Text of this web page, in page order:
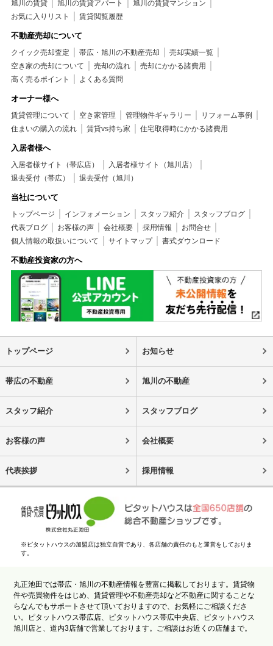
旭川の賃貸 旭川の賃貸アパート
旭川の賃貸マンション
お気に入りリスト
賃貸閲覧履歴
不動産売却について
クイック売却査定 帯広・旭川の不動産売却
売却実績一覧
空き家の売却について
売却の流れ
売却にかかる諸費用
高く売るポイント
よくある質問
オーナー様へ
賃貸管理について 空き家管理 管理物件ギャラリー
リフォーム事例
住まいの購入の流れ
賃貸vs持ち家 住宅取得時にかかる諸費用
入居者様へ
入居者様サイト（帯広店）
入居者様サイト（旭川店）
退去受付（帯広）
退去受付（旭川）
当社について
トップページ インフォメーション スタッフ紹介
スタッフブログ
代表ブログ
お客様の声 会社概要 採用情報
お問合せ
個人情報の取扱いについて
サイトマップ 書式ダウンロード
不動産投資家の方へ
トップページ お知らせ
帯広の不動産 旭川の不動産
スタッフ紹介 スタッフブログ
お客様の声 会社概要
代表挨拶 採用情報
※ピタットハウスの加盟店は独立自営であり、各店舗の責任のもと運営をしておりま
す。
丸正池田では帯広・旭川の不動産情報を豊富に掲載しております。賃貸物
件や売買物件をはじめ、賃貸管理や不動産売却など不動産に関することな
らなんでもサポートさせて頂いておりますので、お気軽にご相談くださ
い。ピタットハウス帯広店、ピタットハウス帯広中央店、ピタットハウス
旭川店と、道内3店舗で営業しております。ご相談はお近くの店舗まで。